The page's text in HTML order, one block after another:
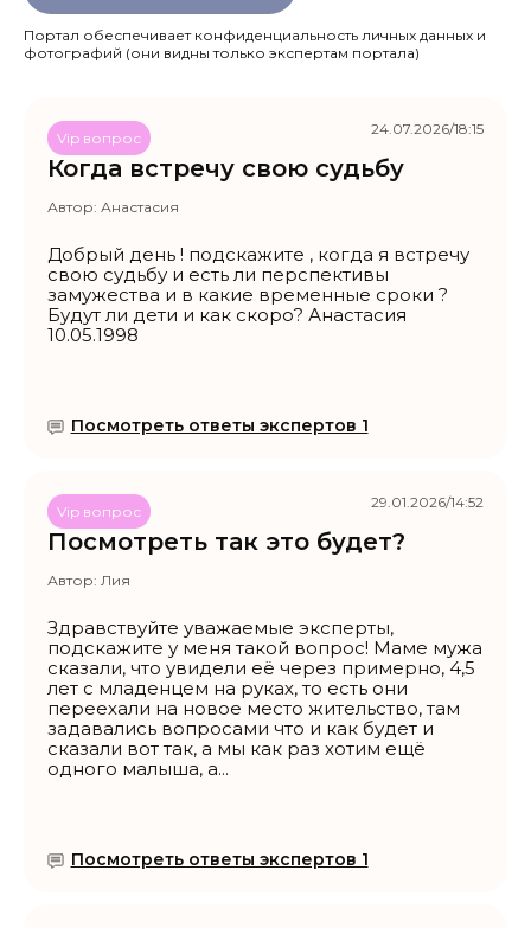
Портал обеспечивает конфиденциальность личных данных и
фотографий (они видны только экспертам портала)
Когда встречу свою судьбу
Vip вопрос
Автор: Анастасия
Добрый день ! подскажите , когда я встречу
свою судьбу и есть ли перспективы
замужества и в какие временные сроки ?
Будут ли дети и как скоро? Анастасия
10.05.1998
Посмотреть ответы экспертов 1
24.07.2026/18:15
Посмотреть так это будет?
Vip вопрос
Автор: Лия
Здравствуйте уважаемые эксперты,
подскажите у меня такой вопрос! Маме мужа
сказали, что увидели её через примерно, 4,5
лет с младенцем на руках, то есть они
переехали на новое место жительство, там
задавались вопросами что и как будет и
сказали вот так, а мы как раз хотим ещё
одного малыша, а...
Посмотреть ответы экспертов 1
29.01.2026/14:52